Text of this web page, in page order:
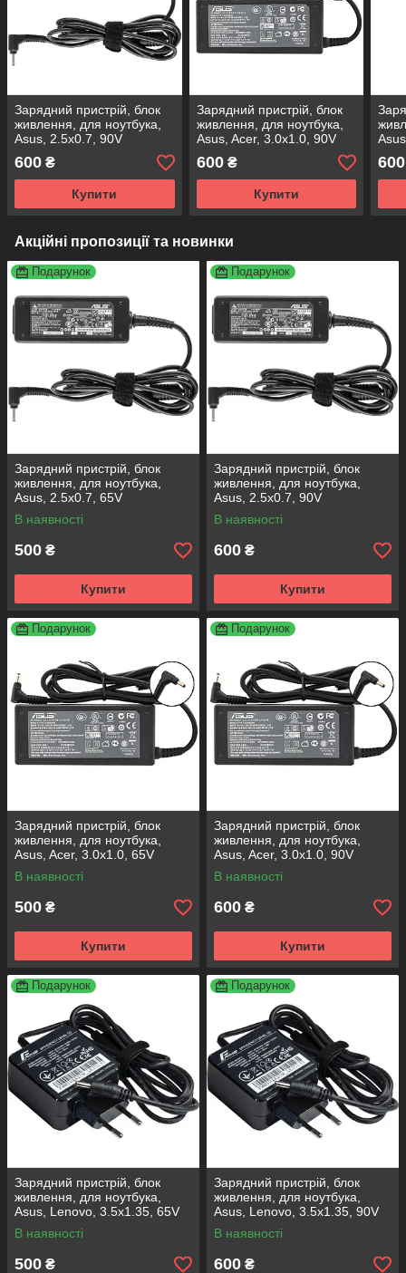
Зарядний пристрій, блок
живлення, для ноутбука,
Asus, 2.5x0.7, 90V
600 ₴
Купити
Зарядний пристрій, блок
живлення, для ноутбука,
Asus, Acer, 3.0x1.0, 90V
600₴
Купити
600
Акційні пропозиції та новинки
Подарунок
Зарядний пристрій, блок
живлення, для ноутбука,
Asus, 2.5x0.7, 65V
В наявності
500 ₴
Купити
Подарунок
Зарядний пристрій, блок
живлення, для ноутбука,
Asus, 2.5x0.7, 90V
В наявності
600 ₴
Купити
Подарунок
Зарядний пристрій, блок
живлення, для ноутбука,
Asus, Acer, 3.0x1.0, 65V
В наявності
500 ₴
Купити
Подарунок
Зарядний пристрій, блок
живлення, для ноутбука,
Asus, Acer, 3.0x1.0, 90V
В наявності
600 ₴
Купити
Подарунок
Зарядний пристрій, блок
живлення, для ноутбука,
Asus, Lenovo, 3.5x1.35, 65V
В наявності
500 ₴
Подарунок
Зарядний пристрій, блок
живлення, для ноутбука,
Asus, Lenovo, 3.5x1.35, 90V
В наявності
600 ₴